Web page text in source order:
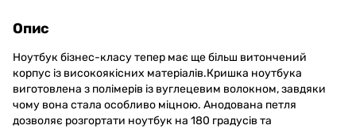
Опис
Ноутбук бізнес-класу тепер має ще більш витончений
корпус із високоякісних матеріалів.Кришка ноутбука
виготовлена з полімерів із вуглецевим волокном, завдяки
чому вона стала особливо міцною. Анодована петля
дозволяє розгортати ноутбук на 180 градусів та